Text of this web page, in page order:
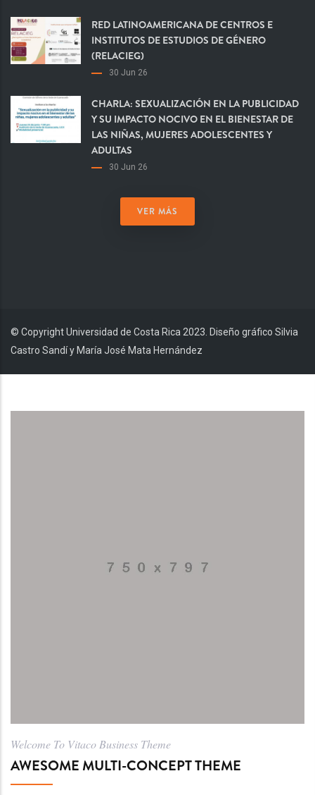
RED LATINOAMERICANA DE CENTROS E
INSTITUTOS DE ESTUDIOS DE GÉNERO
(RELACIEG)
30 Jun 26
CHARLA: SEXUALIZACIÓN EN LA PUBLICIDAD
Y SU IMPACTO NOCIVO EN EL BIENESTAR DE
LAS NIÑAS, MUJERES ADOLESCENTES Y
ADULTAS
30 Jun 26
VER MÁS
© Copyright Universidad de Costa Rica 2023. Diseño gráfico Silvia
Castro Sandí y María José Mata Hernández
Welcome To Vitaco Business Theme
AWESOME MULTI-CONCEPT THEME